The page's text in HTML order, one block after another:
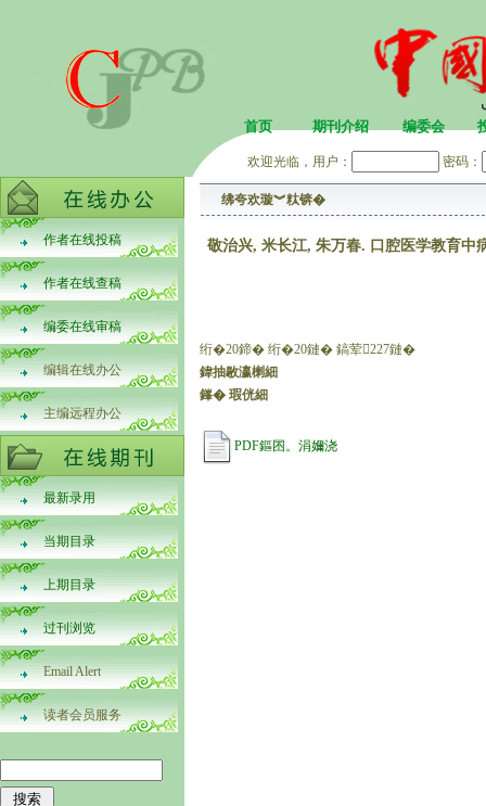
首页 期刊介绍 编委会
欢迎光临，用户： 密码：
作者在线投稿
作者在线查稿
编委在线审稿
编辑在线办公
主编远程办公
最新录用
当期目录
上期目录
过刊浏览
Email Alert
读者会员服务
绋夸欢璇︾粏锛�
敬治兴, 米长江, 朱万春. 口腔医学教育中
绗�20鍗� 绗�20鏈� 鎬荤227鏈�
鍏抽敭瀛楋細
鎽� 瑕侊細
PDF鏂囨。涓嬭浇